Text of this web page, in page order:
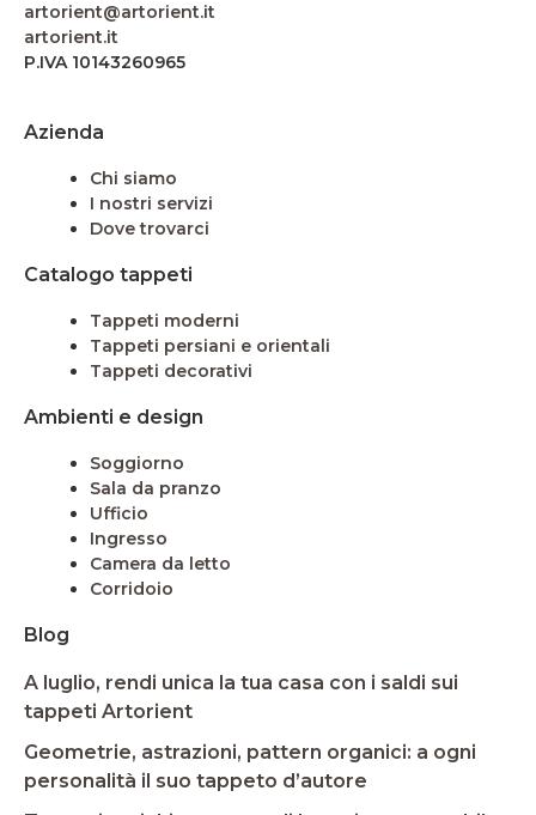
artorient@artorient.it
artorient.it
P.IVA 10143260965
Azienda
Chi siamo
I nostri servizi
Dove trovarci
Catalogo tappeti
Tappeti moderni
Tappeti persiani e orientali
Tappeti decorativi
Ambienti e design
Soggiorno
Sala da pranzo
Ufficio
Ingresso
Camera da letto
Corridoio
Blog
A luglio, rendi unica la tua casa con i saldi sui
tappeti Artorient
Geometrie, astrazioni, pattern organici: a ogni
personalità il suo tappeto d’autore